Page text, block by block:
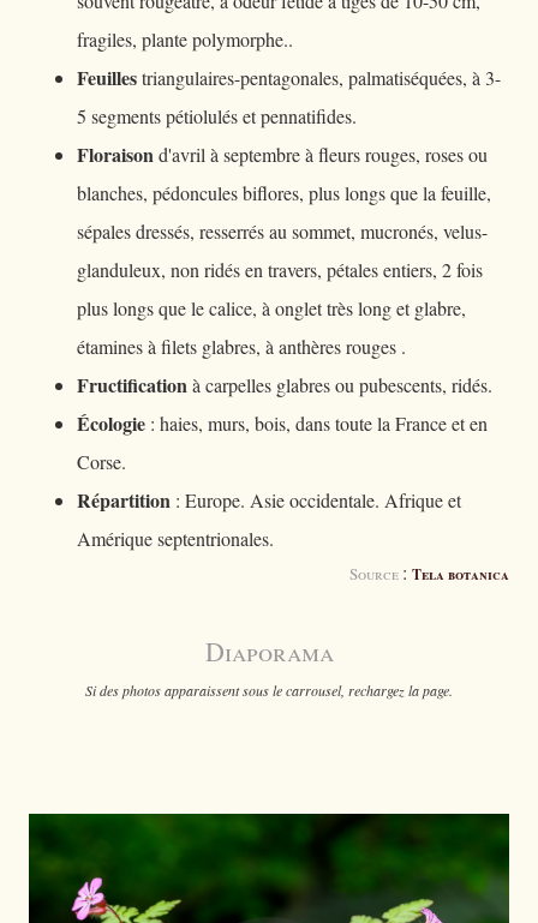
fragiles, plante polymorphe..
Feuillestriangulaires-pentagonales, palmatiséquées, à 3-
5 segments pétiolulés et pennatifides.
Floraisond'avril à septembre à fleurs rouges, roses ou
blanches, pédoncules biflores, plus longs que la feuille,
sépales dressés, resserrés au sommet, mucronés, velus-
glanduleux, non ridés en travers, pétales entiers, 2 fois
plus longs que le calice, à onglet très long et glabre,
étamines à filets glabres, à anthères rouges .
Fructificationà carpelles glabres ou pubescents, ridés.
Écologie : haies, murs, bois, dans toute la France et en
Corse.
Répartition : Europe. Asie occidentale. Afrique et
Amérique septentrionales.
Source : Tela botanica
Diaporama
Si des photos apparaissent sous le carrousel, rechargez la page.